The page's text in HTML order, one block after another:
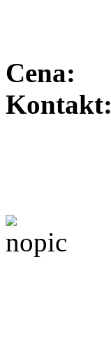
Cena:
Kontakt: